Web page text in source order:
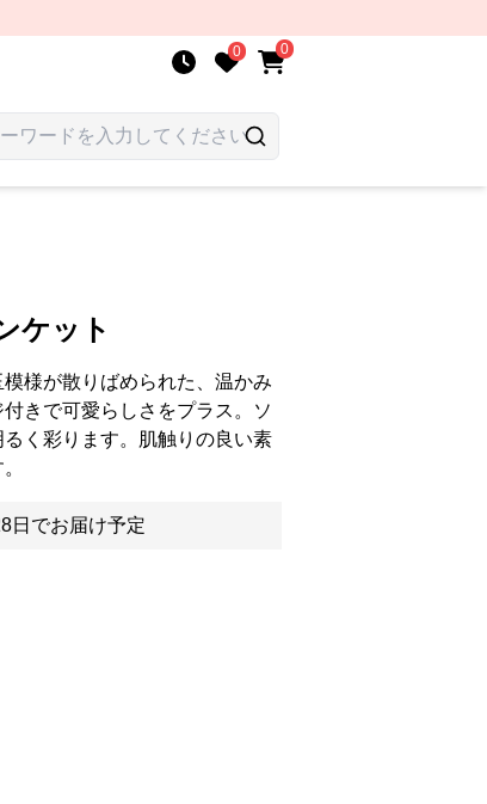
0 0
ケット
様が散りばめられた、温かみ
きで可愛らしさをプラス。ソ
く彩ります。肌触りの良い素
日でお届け予定